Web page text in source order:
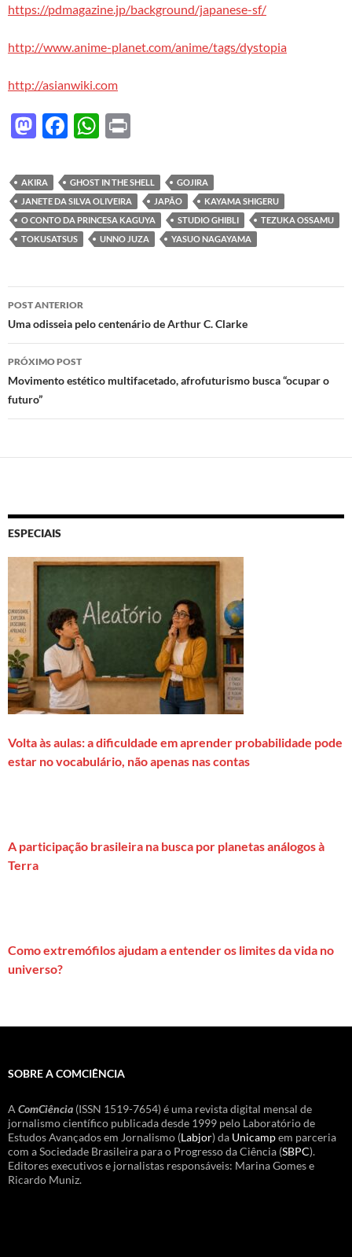
https://pdmagazine.jp/background/japanese-sf/
http://www.anime-planet.com/anime/tags/dystopia
http://asianwiki.com
M
to
d
o
n
F
e
b
o
o
W
at
s
A
p
nt
AKIRA GHOST IN THE SHELL
GOJIRA
JANETE DA SILVA OLIVEIRA
JAPÃO
KAYAMA SHIGERU
O CONTO DA PRINCESA KAGUYA
STUDIO GHIBLI
TEZUKA OSSAMU
TOKUSATSUS
UNNO JUZA YASUO NAGAYAMA
Navegação
de
posts
POST ANTERIOR
Uma odisseia pelo centenário de Arthur C. Clarke
PRÓXIMO POST
Movimento estético multifacetado, afrofuturismo busca “ocupar o
futuro”
ESPECIAIS
Volta às aulas: a dificuldade em aprender probabilidade pode
estar no vocabulário, não apenas nas contas
A participação brasileira na busca por planetas análogos à
Terra
Como extremófilos ajudam a entender os limites da vida no
universo?
SOBRE A COMCIÊNCIA
A ComCiência (ISSN 1519-7654) é uma revista digital mensal de
jornalismo científico publicada desde 1999 pelo Laboratório de
Estudos Avançados em Jornalismo (Labjor) da Unicampem parceria
com a Sociedade Brasileira para o Progresso da Ciência (SBPC).
Editores executivos e jornalistas responsáveis: Marina Gomes e
Ricardo Muniz.